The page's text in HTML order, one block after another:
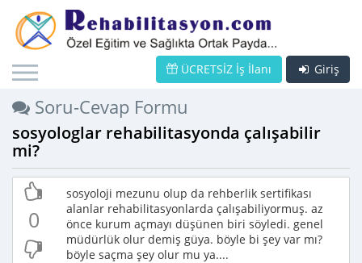
Giriş
ÜCRETSİZ İş İlanı
Soru-Cevap Formu
sosyologlar rehabilitasyonda çalışabilir
mi?
0
sosyoloji mezunu olup da rehberlik sertifikası
alanlar rehabilitasyonlarda çalışabiliyormuş. az
önce kurum açmayı düşünen biri söyledi. genel
müdürlük olur demiş güya. böyle bi şey var mı?
böyle saçma şey olur mu ya....